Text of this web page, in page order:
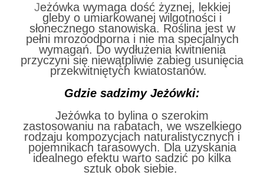
Jeżówka wymaga dość żyznej, lekkiej
gleby o umiarkowanej wilgotności i
słonecznego stanowiska. Roślina jest w
pełni mrozoodporna i nie ma specjalnych
wymagań. Do wydłużenia kwitnienia
przyczyni się niewątpliwie zabieg usunięcia
przekwitniętych kwiatostanów.
Gdzie sadzimy Jeżówki:
Jeżówka to bylina o szerokim
zastosowaniu na rabatach, we wszelkiego
rodzaju kompozycjach naturalistycznych i
pojemnikach tarasowych. Dla uzyskania
idealnego efektu warto sadzić po kilka
sztuk obok siebie.